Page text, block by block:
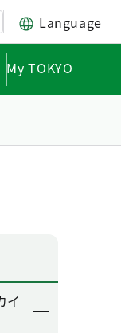
Language
My TOKYO
イ